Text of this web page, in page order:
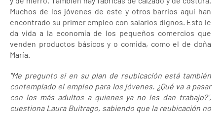
Muchos de los jóvenes de este y otros barrios aquí han
encontrado su primer empleo con salarios dignos. Esto le
da vida a la economía de los pequeños comercios que
venden productos básicos y o comida, como el de doña
María.
"Me pregunto si en su plan de reubicación está también
contemplado el empleo para los jóvenes. ¿Qué va a pasar
con los más adultos a quienes ya no les dan trabajo?",
cuestiona Laura Buitrago, sabiendo que la reubicación no